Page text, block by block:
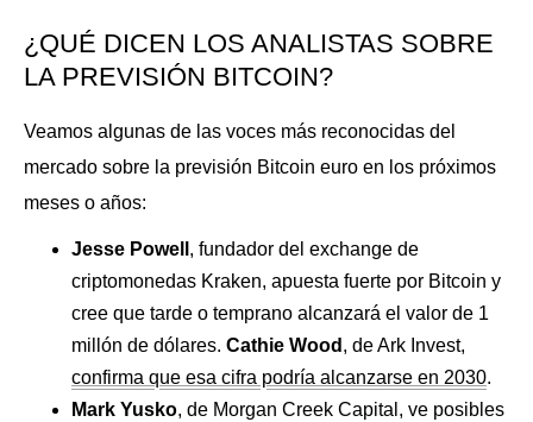
¿QUÉ DICEN LOS ANALISTAS SOBRE
LA PREVISIÓN BITCOIN?
Veamos algunas de las voces más reconocidas del
mercado sobre la previsión Bitcoin euro en los próximos
meses o años:
Jesse Powell , fundador del exchange de
criptomonedas Kraken, apuesta fuerte por Bitcoin y
cree que tarde o temprano alcanzará el valor de 1
millón de dólares. Cathie Wood , de Ark Invest,
confirma que esa cifra podría alcanzarse en 2030.
Mark Yusko, de Morgan Creek Capital, ve posibles